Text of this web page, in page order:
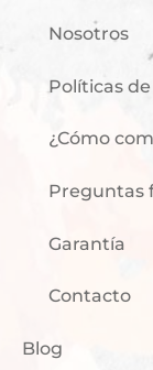
Nosotros
Políticas
¿Cómo
Preguntas
Garantía
Contacto
Blog